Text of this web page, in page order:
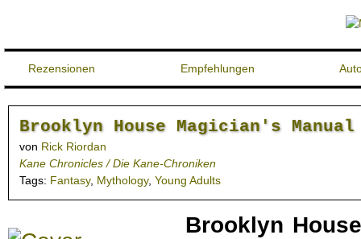
Rezensionen Empfehlungen
Brooklyn House Magician's Manual
von Rick Riordan
Kane Chronicles / Die Kane-Chroniken
Tags: Fantasy, Mythology, Young Adults
Brooklyn